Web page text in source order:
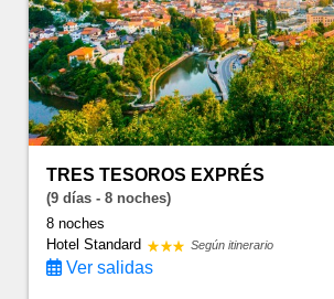
TRES TESOROS EXPRÉS
(9 días - 8 noches)
8 noches
Hotel Standard
Según itinerario
Ver salidas